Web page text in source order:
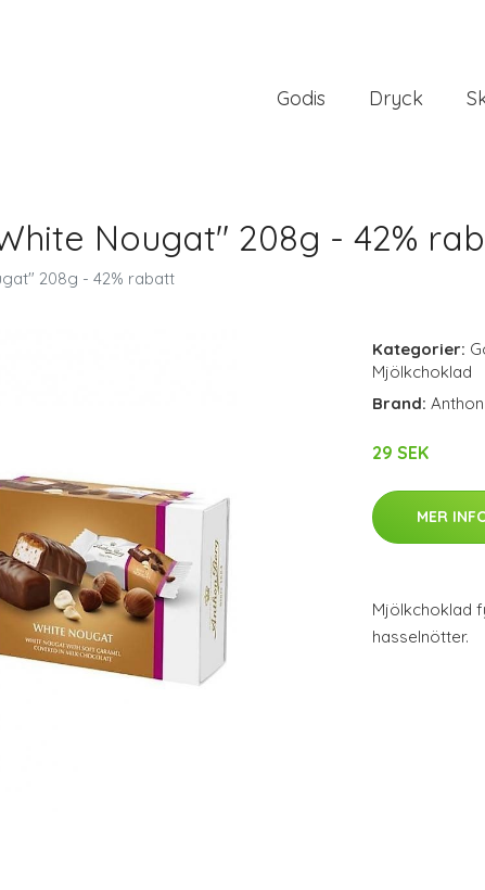
Godis Dryck
Nougat" 208g - 42%
208g - 42% rabatt
Kategorier:
Mjölkchoklad
Brand:
29 SEK
MER
Mjölkchoklad
hasselnötter.